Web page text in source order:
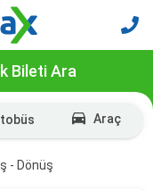
Bileti Ara
Araç
- Dönüş